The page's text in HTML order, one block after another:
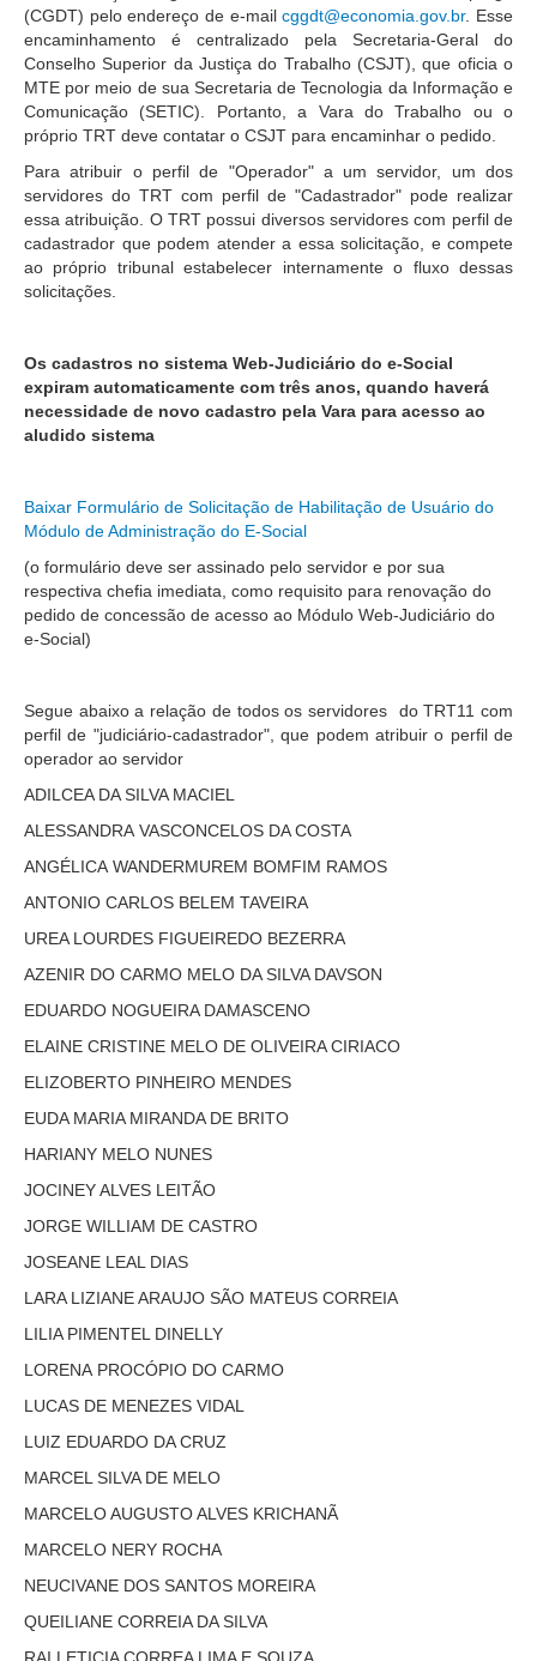
Notícias
Todas as Notícias
Buscar Notícias
Comunicados
Campanhas
Galeria de Fotos
Redes Sociais
Logomarca
Jurisprudência
Falcão - Busca por Jurisprudência
Pangea - precedentes qualificados
Súmulas
Precedentes e Ações Coletivas
Assédio Eleitoral
Portal Transparência
Gestão
Audiências e Sessões
Serviço de Informação ao Cidadão
Ouvidoria
Tecnologia da Informação e Comunicação
Gestão Orcamentária
Licitações, contratos e Instrumentos
Gestão de Pessoas
Auditoria e Prestação de Contas
Sustentabilidade
Acessibilidade
LGPD
Acórdãos
Atos Administrativos
Biblioteca Digital
Código de Ética dos Servidores
Diário Eletrônico JT
(CGDT) pelo endereço de e-mailcggdt@economia.gov.br. Esse
encaminhamento é centralizado pela Secretaria-Geral do
Conselho Superior da Justiça do Trabalho (CSJT), que oficia o
MTE por meio de sua Secretaria de Tecnologia da Informação e
Comunicação (SETIC). Portanto, a Vara do Trabalho ou o
próprio TRT deve contatar o CSJT para encaminhar o pedido.
Para atribuir o perfil de "Operador" a um servidor, um dos
servidores do TRT com perfil de "Cadastrador" pode realizar
essa atribuição. O TRT possui diversos servidores com perfil de
cadastrador que podem atender a essa solicitação, e compete
ao próprio tribunal estabelecer internamente o fluxo dessas
solicitações.
Os cadastros no sistema Web-Judiciário do e-Social
expiram automaticamente com três anos, quando haverá
necessidade de novo cadastro pela Vara para acesso ao
aludido sistema
Baixar Formulário de Solicitação de Habilitação de Usuário do
Módulo de Administração do E-Social
(o formulário deve ser assinado pelo servidor e por sua
respectiva chefia imediata, como requisito para renovação do
pedido de concessão de acesso ao Módulo Web-Judiciário do
e-Social)
Segue abaixo a relação de todos os servidores do TRT11 com
perfil de "judiciário-cadastrador", que podem atribuir o perfil de
operador ao servidor
ADILCEA DA SILVA MACIEL
ALESSANDRA VASCONCELOS DA COSTA
ANGÉLICA WANDERMUREM BOMFIM RAMOS
ANTONIO CARLOS BELEM TAVEIRA
UREA LOURDES FIGUEIREDO BEZERRA
AZENIR DO CARMO MELO DA SILVA DAVSON
EDUARDO NOGUEIRA DAMASCENO
ELAINE CRISTINE MELO DE OLIVEIRA CIRIACO
ELIZOBERTO PINHEIRO MENDES
EUDA MARIA MIRANDA DE BRITO
HARIANY MELO NUNES
JOCINEY ALVES LEITÃO
JORGE WILLIAM DE CASTRO
JOSEANE LEAL DIAS
LARA LIZIANE ARAUJO SÃO MATEUS CORREIA
LILIA PIMENTEL DINELLY
LORENA PROCÓPIO DO CARMO
LUCAS DE MENEZES VIDAL
LUIZ EDUARDO DA CRUZ
MARCEL SILVA DE MELO
MARCELO AUGUSTO ALVES KRICHANÃ
MARCELO NERY ROCHA
NEUCIVANE DOS SANTOS MOREIRA
QUEILIANE CORREIA DA SILVA
RAI LETICIA CORREA LIMA E SOUZA